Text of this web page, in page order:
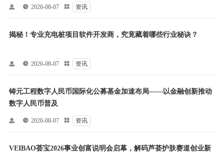
  2026-08-07  资讯
揭秘！专业充电桩项目软件开发商，究竟藏着哪些行业秘诀？
  2026-08-07  资讯
铸元工程数字人民币国际化公募基金加速布局——以金融创新推动
数字人民币普及
  2026-08-07  资讯
VEIBAO荟宝2026事业创富说明会启幕，解码芦荟护肤赛道创业新